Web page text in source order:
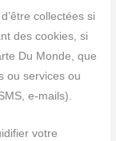
collectées si
des cookies, si
Du Monde, que
ou services ou
e-mails).
votre